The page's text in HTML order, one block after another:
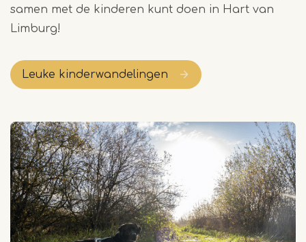
samen met de kinderen kunt doen in Hart van
Limburg!
Leuke kinderwandelingen